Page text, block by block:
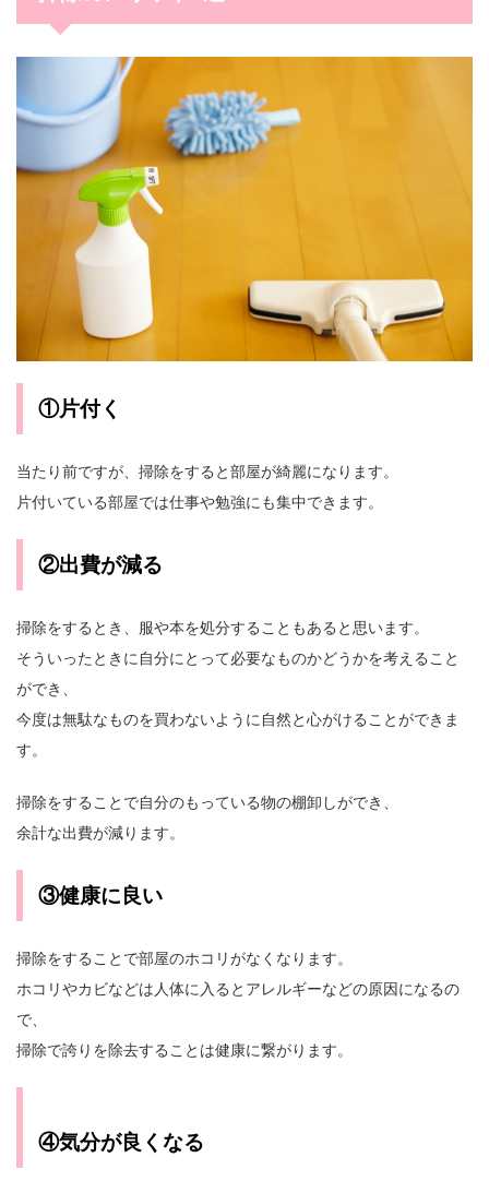
①片付く
当たり前ですが、掃除をすると部屋が綺麗になります。
片付いている部屋では仕事や勉強にも集中できます。
②出費が減る
掃除をするとき、服や本を処分することもあると思います。
そういったときに自分にとって必要なものかどうかを考えること
ができ、
今度は無駄なものを買わないように自然と心がけることができま
す。
掃除をすることで自分のもっている物の棚卸しができ、
余計な出費が減ります。
③健康に良い
掃除をすることで部屋のホコリがなくなります。
ホコリやカビなどは人体に入るとアレルギーなどの原因になるの
で、
掃除で誇りを除去することは健康に繋がります。
④気分が良くなる